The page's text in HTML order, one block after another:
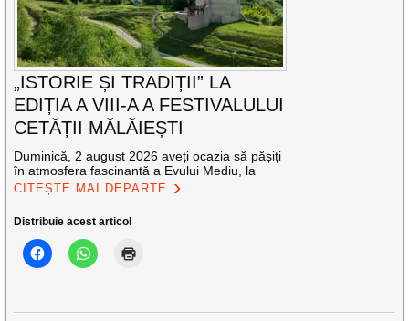
„ISTORIE ȘI TRADIȚII” LA
EDIȚIA A VIII-A A FESTIVALULUI
CETĂȚII MĂLĂIEȘTI
Duminică, 2 august 2026 aveți ocazia să pășiți
în atmosfera fascinantă a Evului Mediu, la
CITEȘTE MAI DEPARTE
Distribuie acest articol